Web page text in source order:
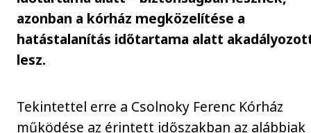
azonban a kórház megközelítése a
hatástalanítás időtartama alatt
lesz.
Tekintettel erre a Csolnoky Ferenc Kórház
működése az érintett időszakban az alábbiak